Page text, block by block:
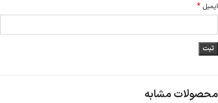
ایمیل *
محصولات مشابه